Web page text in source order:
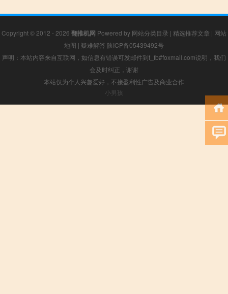
Copyright © 2012 - 2026 翻推机网 Powered by 网站分类目录 | 精选推荐文章 | 网站
地图 | 疑难解答 陕ICP备05439492号
声明：本站内容来自互联网，如信息有错误可发邮件到f_fb#foxmail.com说明，我们
会及时纠正，谢谢
本站仅为个人兴趣爱好，不接盈利性广告及商业合作
小男孩